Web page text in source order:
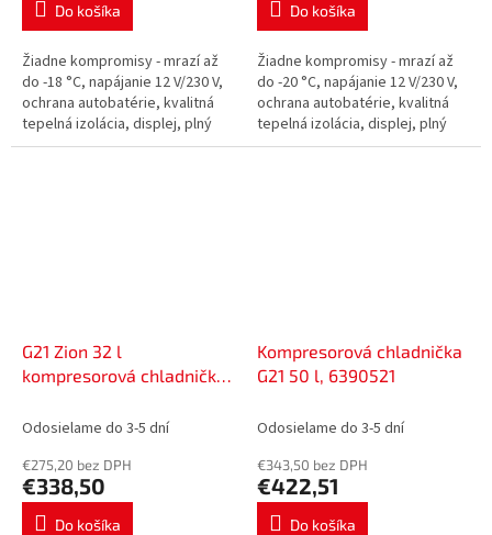
Do košíka
Žiadne kompromisy - mrazí až
do -18 °C, napájanie 12 V/230 V,
ochrana autobatérie, kvalitná
tepelná izolácia, displej, plný
chladiaci výkon aj počas
Do košíka
Žiadne kompromisy - mrazí až
do -20 °C, napájanie 12 V/230 V,
ochrana autobatérie, kvalitná
tepelná izolácia, displej, plný
chladiaci výkon aj počas
G21 Zion 32 l
kompresorová chladnička,
Odosielame do 3-5 dní
€275,20 bez DPH
€338,50
Do košíka
Kompresorová chladnička
G21 50 l, 6390521
Odosielame do 3-5 dní
€343,50 bez DPH
€422,51
Do košíka